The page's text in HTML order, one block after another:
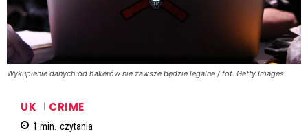
Wykupienie danych od hakerów nie zawsze będzie legalne / fot. Getty Images
UK CRIME
1 min. czytania